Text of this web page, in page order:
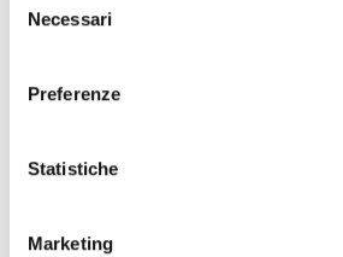
delNecessari
Preferenze
Statistiche
Marketing